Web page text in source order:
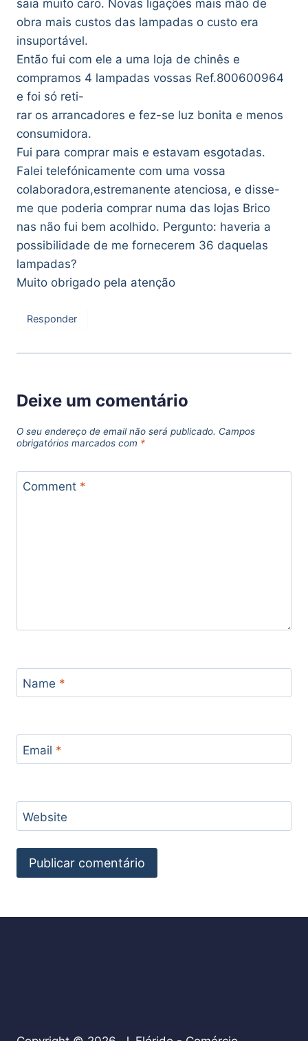
saia muito caro. Novas ligações mais mão de
obra mais custos das lampadas o custo era
insuportável.
Então fui com ele a uma loja de chinês e
compramos 4 lampadas vossas Ref.800600964
e foi só reti-
rar os arrancadores e fez-se luz bonita e menos
consumidora.
Fui para comprar mais e estavam esgotadas.
Falei telefónicamente com uma vossa
colaboradora,estremanente atenciosa, e disse-
me que poderia comprar numa das lojas Brico
nas não fui bem acolhido. Pergunto: haveria a
possibilidade de me fornecerem 36 daquelas
lampadas?
Muito obrigado pela atenção
Responder
Deixe um comentário
O seu endereço de email não será publicado. Campos
obrigatórios marcados com *
Comment *
Name *
Email *
Website